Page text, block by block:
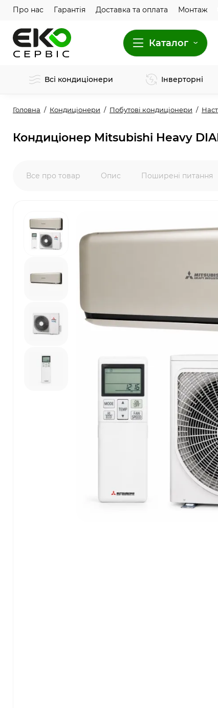
Про нас Гарантія Доставка та оплата Монтаж
Каталог
Всі кондиціонери Інверторні
Головна Кондиціонери Побутові кондиціонери
Кондиціонер Mitsubishi Heavy
Все про товар Опис Поширені питання